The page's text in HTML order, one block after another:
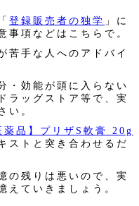
登録販売者の独学 」に
事項などはこちらで。
手な人へのアドバイ
・効能が頭に入らない
ラッグストア等で、実
い。
薬品】プリザS軟膏 20g
ストと突き合わせるだ
の残りは悪いので、実
えていきましょう。